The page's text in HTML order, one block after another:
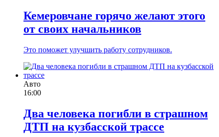
Кемеровчане горячо желают этого
от своих начальников
Это поможет улучшить работу сотрудников.
Авто
16:00
Два человека погибли в страшном
ДТП на кузбасской трассе